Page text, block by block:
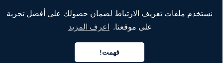
نستخدم ملفات تعريف الارتباط لضمان حصولك على أفضل تجربة
على موقعنا.
اعرف المزيد
فهمت!
اجعل طلب تأشيرة E2 أقوى من
خلال التقييم الأكاديمي الصحيح
كما رأينا، قد لا تكون التقييمات الأكاديمية أول ما يفكر فيه الناس
العربية